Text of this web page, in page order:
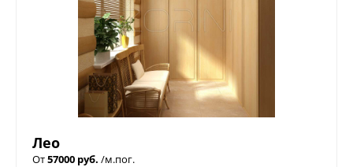
Лео
От57000 руб. /м.пог.